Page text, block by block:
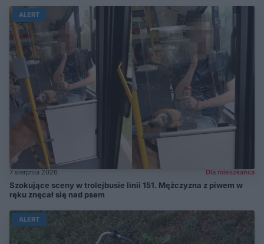
ALERT
7 sierpnia 2026 Dla mieszkańca
Szokujące sceny w trolejbusie linii 151. Mężczyzna z piwem w
ręku znęcał się nad psem
ALERT